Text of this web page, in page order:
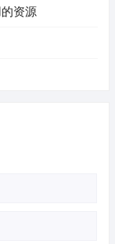
保意识的逐渐
作为一个网站
篇关于珠海二
资源